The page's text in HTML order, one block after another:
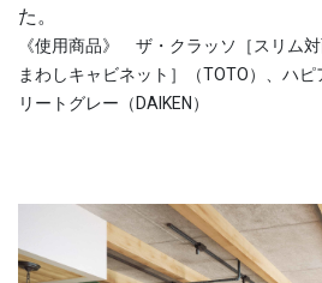
た。
《使用商品》 ザ・クラッソ［スリム
まわしキャビネット］（TOTO）、ハ
リートグレー（DAIKEN）